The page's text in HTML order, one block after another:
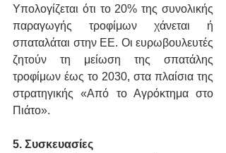
Υπολογίζεται ότι το 20% της συνολικής
παραγωγής τροφίμων χάνεται ή
σπαταλάται στην ΕΕ. Οι ευρωβουλευτές
ζητούν τη μείωση της σπατάλης
τροφίμων έως το 2030, στα πλαίσια της
στρατηγικής «Από το Αγρόκτημα στο
Πιάτο».
5. Συσκευασίες